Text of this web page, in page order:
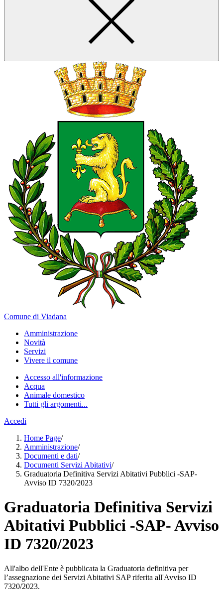
Comune di Viadana
Amministrazione
Novità
Servizi
Vivere il comune
Accesso all'informazione
Acqua
Animale domestico
Tutti gli argomenti...
Accedi
Home Page/
Amministrazione/
Documenti e dati/
Documenti Servizi Abitativi/
Graduatoria Definitiva Servizi Abitativi Pubblici -SAP-
Avviso ID 7320/2023
Graduatoria Definitiva Servizi
Abitativi Pubblici -SAP- Avviso
ID 7320/2023
All'albo dell'Ente è pubblicata la Graduatoria definitiva per
l’assegnazione dei Servizi Abitativi SAP riferita all'Avviso ID
7320/2023.